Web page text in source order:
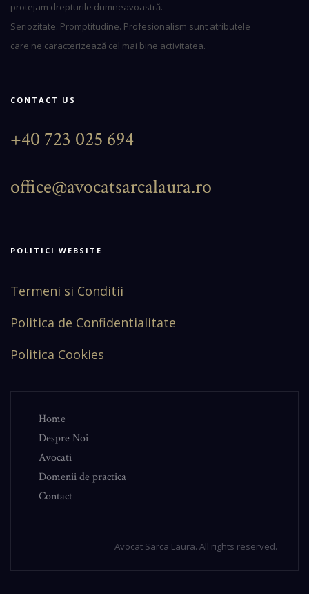
protejam drepturile dumneavoastră.
Seriozitate. Promptitudine. Profesionalism sunt atributele
care ne caracterizează cel mai bine activitatea.
CONTACT US
+40 723 025 694
office@avocatsarcalaura.ro
POLITICI WEBSITE
Termeni si Conditii
Politica de Confidentialitate
Politica Cookies
Home
Despre Noi
Avocati
Domenii de practica
Contact
Avocat Sarca Laura. All rights reserved.